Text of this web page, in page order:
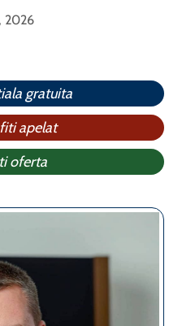
2026
gratuita
apelat
oferta